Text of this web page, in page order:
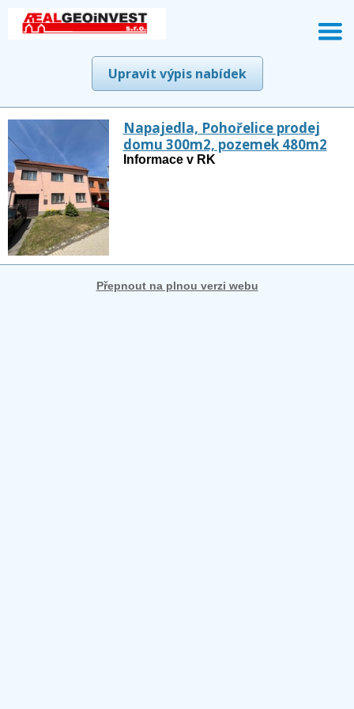
Upravit výpis nabídek
Napajedla, Pohořelice prodej
domu 300m2, pozemek 480m2
Informace v RK
Přepnout na plnou verzi webu